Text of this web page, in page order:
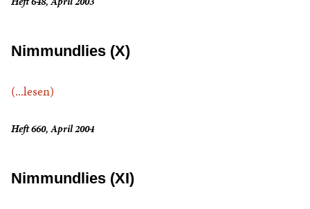
Nimmundlies (X)
(...lesen)
Heft 660, April 2004
Nimmundlies (XI)